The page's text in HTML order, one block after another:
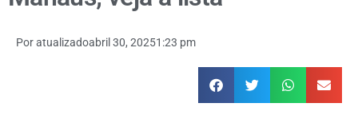
Poratualizadoabril 30, 20251:23 pm